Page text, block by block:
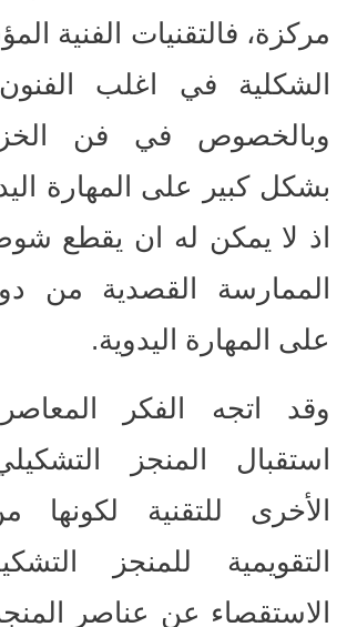
مركزة، فالتقنيات الفنية
الشكلية في اغلب الفنون
وبالخصوص في فن
بشكل كبير على المهارة
اذ لا يمكن له ان يقطع
الممارسة القصدية من
على المهارة اليدوية.
وقد اتجه الفكر
استقبال المنجز
الأخرى للتقنية لكونها
التقويمية للمنجز
الاستقصاء عن عناصر